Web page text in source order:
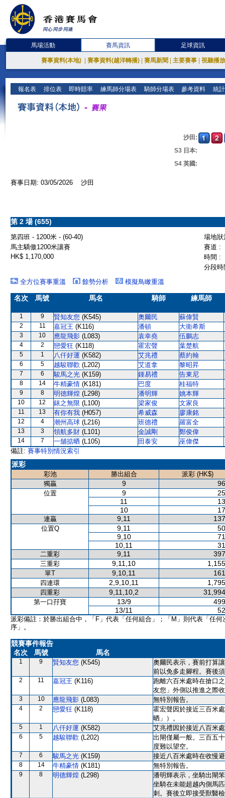
馬場活動 賽馬資訊 足球資訊
賽事資料(本地) 賽事資料(越洋轉播) 賽馬新聞 主要賽事 視聽播
報名表 排位表 即時賠率 練馬師分場表 騎師分場表 參考資料 統
沙田:
S3 日本:
S4 英國:
賽事日期: 03/05/2026 沙田
第 2 場 (655)
第四班 - 1200米 - (60-40)
場地
馬主驕傲1200米讓賽
賽道 :
HK$ 1,170,000
時間 :
分段
全方位賽事重溫
餘勢分析 模擬鳥瞰重溫
名次 馬號 馬名 騎師 練馬師
1 9 賢知友您 (K545) 奧爾民 蘇偉賢
2 11 嘉冠王 (K116) 潘頓 大衛希斯
3 10 應龍飛影 (L083) 袁幸堯 伍鵬志
4 2 戀愛狂 (K118) 霍宏聲 葉楚航
5 1 八仟好運 (K582) 艾兆禮 蔡約翰
6 5 越駿聯歡 (L202) 艾道拿 黎昭昇
7 6 駿馬之光 (K159) 鍾易禮 告東尼
8 14 牛精豪情 (K181) 巴度 桂福特
9 8 明德輝煌 (L298) 潘明輝 姚本輝
10 12 錶之無限 (L100) 梁家俊 文家良
11 13 有你有我 (H057) 希威森 廖康銘
12 4 潮州高球 (L216) 班德禮 羅富全
13 3 領航多財 (L101) 金誠剛 鄭俊偉
14 7 一舖掂晒 (L105) 田泰安
巫偉傑
備註: 賽事特別情況索引
派彩
彩池 勝出組合
派彩 (HK$)
獨贏
9
位置 9
11
10
連贏 9,11
位置Q 9,11
9,10
10,11
二重彩 9,11
三重彩 9,11,10
單T 9,10,11
四連環 2,9,10,11
四重彩 9,11,10,2
第一口孖寶 13/9
13/11
派彩備註：於勝出組合中，「F」代表「任何組合」；「M」則代表「任何
序」。
競賽事件報告
名次
馬號 馬名
1 9 賢知友您 (K545)
奧爾民表示，賽前打算
前以免多走腳程。賽後
2 11 嘉冠王 (K116)
跑離六百米處時在搶口
友您」外側以推進之際
3 10 應龍飛影 (L083) 無特別報告。
4 2 戀愛狂 (K118)
霍宏聲因於接近三百米
晒」）。
5 1 八仟好運 (K582) 艾兆禮因於接近八百米
6 5 越駿聯歡 (L202)
出閘僅屬一般。三百五
度難以望空。
7 6 駿馬之光 (K159) 接近八百米處時在收慢
8 14 牛精豪情 (K181) 無特別報告。
9 8 明德輝煌 (L298)
潘明輝表示，坐騎出閘
坐騎在未能超越內側馬
刺。賽後立即接受獸醫